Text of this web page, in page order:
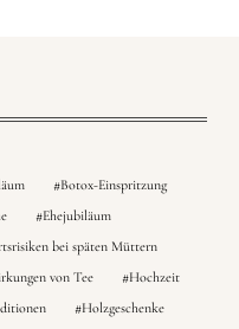
Botox-Einspritzung
Ehejubiläum
bei späten Müttern
von Tee
Hochzeit
Holzgeschenke